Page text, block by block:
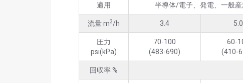
適用 半導体/電子、発電、一般産
流量 m3/h 3.4 5.0
圧力
psi(kPa)
70-100
(483-690)
60-
(410-
回収率 %